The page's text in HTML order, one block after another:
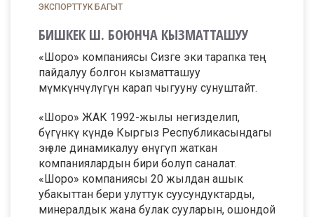
ЭКСПОРТТУК БАГЫТ
БИШКЕК Ш. БОЮНЧА КЫЗМАТТАШУУ
«Шоро» компаниясы Сизге эки тарапка тең
пайдалуу болгон кызматташуу
мүмкүнчүлүгүн карап чыгууну сунуштайт.
«Шоро» ЖАК 1992-жылы негизделип,
бүгүнкү күндө Кыргыз Республикасындагы
эң эле динамикалуу өнүгүп жаткан
компаниялардын бири болуп саналат.
«Шоро» компаниясы 20 жылдан ашык
убакыттан бери улуттук суусундуктарды,
минералдык жана булак сууларын, ошондой